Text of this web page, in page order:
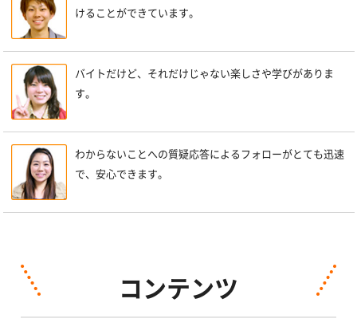
けることができています。
バイトだけど、それだけじゃない楽しさや学びがありま
す。
わからないことへの質疑応答によるフォローがとても迅速
で、安心できます。
コンテンツ